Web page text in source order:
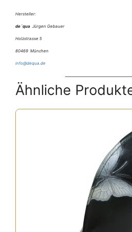
Hersteller:
de´qua Jürgen Gebauer
Holzstrasse 5
80469 München
info@dequa.de
Ähnliche